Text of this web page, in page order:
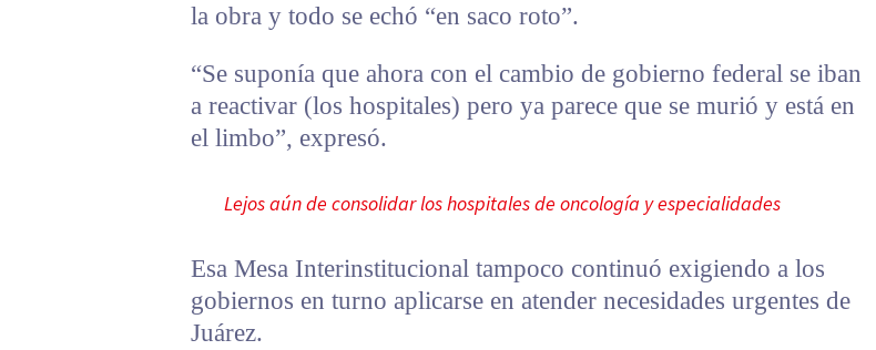
la obra y todo se echó “en saco roto”.
“Se suponía que ahora con el cambio de gobierno federal se iban
a reactivar (los hospitales) pero ya parece que se murió y está en
el limbo”, expresó.
Lejos aún de consolidar los hospitales de oncología y especialidades
Esa Mesa Interinstitucional tampoco continuó exigiendo a los
gobiernos en turno aplicarse en atender necesidades urgentes de
Juárez.